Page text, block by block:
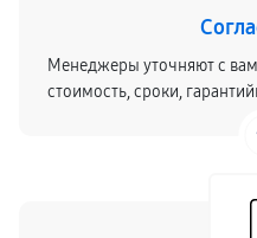
Менеджеры уточняют с
стоимость, сроки,